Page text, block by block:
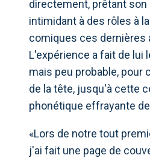
directement, prêtant
intimidant à des rôles à
comiques ces dernières
L'expérience a fait de lui
mais peu probable, pour
de la tête, jusqu'à cette
phonétique effrayante
«Lors de notre tout
j'ai fait une page de